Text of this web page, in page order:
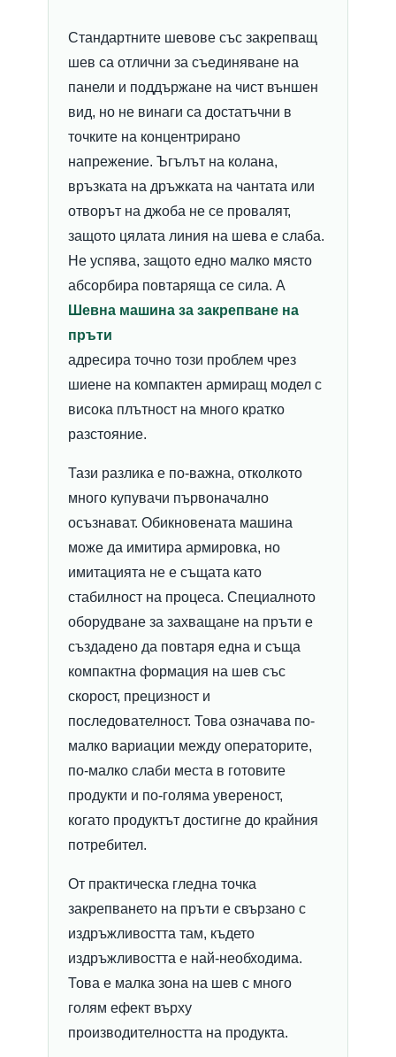
Стандартните шевове със закрепващ
шев са отлични за съединяване на
панели и поддържане на чист външен
вид, но не винаги са достатъчни в
точките на концентрирано
напрежение. Ъгълът на колана,
връзката на дръжката на чантата или
отворът на джоба не се провалят,
защото цялата линия на шева е слаба.
Не успява, защото едно малко място
абсорбира повтаряща се сила. А
Шевна машина за закрепване на
пръти
адресира точно този проблем чрез
шиене на компактен армиращ модел с
висока плътност на много кратко
разстояние.
Тази разлика е по-важна, отколкото
много купувачи първоначално
осъзнават. Обикновената машина
може да имитира армировка, но
имитацията не е същата като
стабилност на процеса. Специалното
оборудване за захващане на пръти е
създадено да повтаря една и съща
компактна формация на шев със
скорост, прецизност и
последователност. Това означава по-
малко вариации между операторите,
по-малко слаби места в готовите
продукти и по-голяма увереност,
когато продуктът достигне до крайния
потребител.
От практическа гледна точка
закрепването на пръти е свързано с
издръжливостта там, където
издръжливостта е най-необходима.
Това е малка зона на шев с много
голям ефект върху
производителността на продукта.